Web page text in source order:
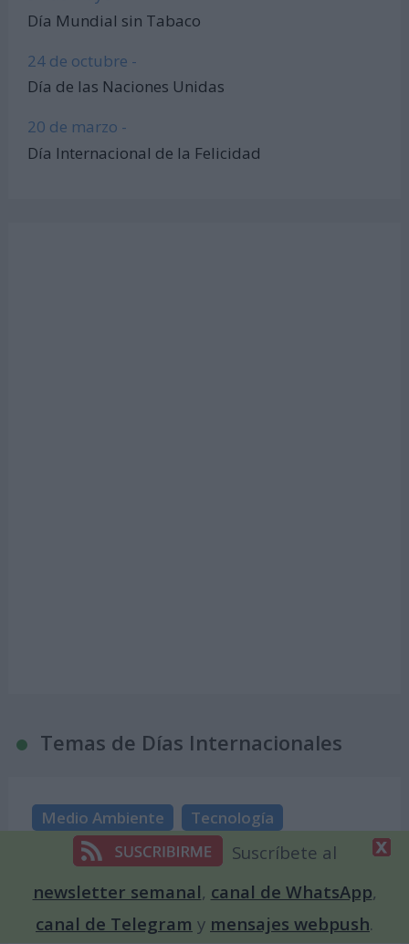
Día Mundial sin Tabaco
24 de octubre -
Día de las Naciones Unidas
20 de marzo -
Día Internacional de la Felicidad
Temas de Días Internacionales
Medio Ambiente
Tecnología
Animales
Gastronomía
Celebraciones
Mujer
Solidaridad
Artes
Biodiversidad
Contaminación Niños
Suscríbete al
newsletter semanal, canal de WhatsApp,
canal de Telegram y mensajes webpush.